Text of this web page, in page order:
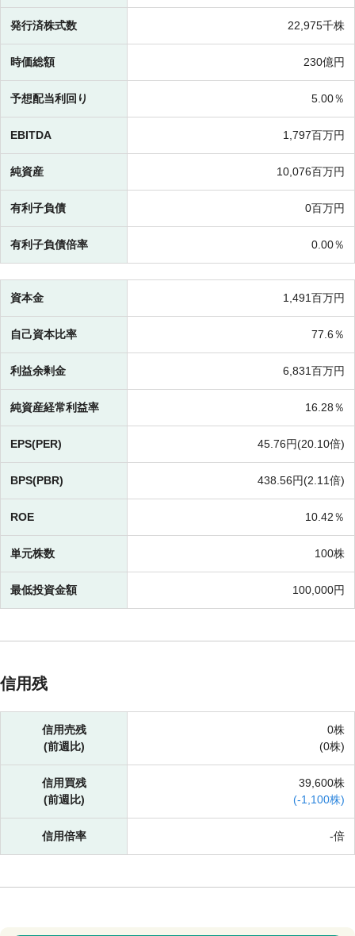
発行済株式数 22,975千株
時価総額 230億円
予想配当利回り 5.00％
EBITDA 1,797百万円
純資産 10,076百万円
有利子負債 0百万円
有利子負債倍率 0.00％
資本金 1,491百万円
自己資本比率 77.6％
利益余剰金 6,831百万円
純資産経常利益率 16.28％
EPS(PER) 45.76円(20.10倍)
BPS(PBR) 438.56円(2.11倍)
ROE 10.42％
単元株数 100株
最低投資金額 100,000円
信用残
信用売残
(前週比)
0株
(0株)
信用買残
(前週比)
39,600株
(-1,100株)
信用倍率 -倍